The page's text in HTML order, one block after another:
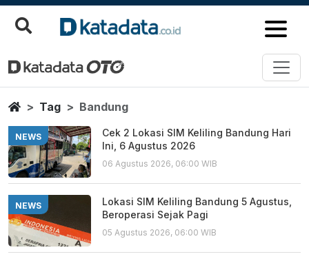
Bandung
Berita Terbaru
HomeTag Bandung
NEWS
Cek 2 Lokasi SIM Keliling Bandung Hari
Ini, 6 Agustus 2026
06 Agustus 2026, 06:00 WIB
NEWS
Lokasi SIM Keliling Bandung 5 Agustus,
Beroperasi Sejak Pagi
05 Agustus 2026, 06:00 WIB